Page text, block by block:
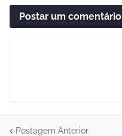
Postar um comentário
Postagem Anterior